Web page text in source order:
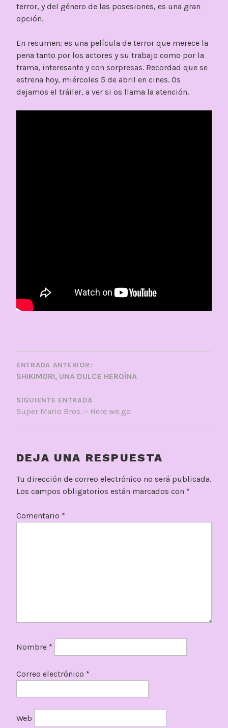
terror, y del género de las posesiones, es una gran
opción.
En resumen: es una película de terror que merece la
pena tanto por los actores y su trabajo como por la
trama, interesante y con sorpresas. Recordad que se
estrena hoy, miércoles 5 de abril en cines. Os
dejamos el tráiler, a ver si os llama la atención.
NAVEGACIÓN
DE
ENTRADAS
ENTRADA ANTERIOR:
SHIKIMORI, UNA DULCE HEROÍNA
SIGUIENTE ENTRADA
Super Mario Bros. – Here we go
DEJA UNA RESPUESTA
Tu dirección de correo electrónico no será publicada.
Los campos obligatorios están marcados con *
Comentario *
Nombre *
Correo electrónico *
Web